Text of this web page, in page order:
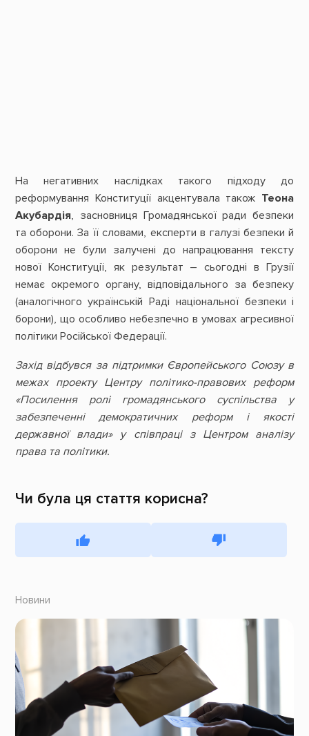
На негативних наслідках такого підходу до
реформування Конституції акцентувала також Теона
Акубардія, засновниця Громадянської ради безпеки
та оборони. За її словами, експерти в галузі безпеки й
оборони не були залучені до напрацювання тексту
нової Конституції, як результат – сьогодні в Грузії
немає окремого органу, відповідального за безпеку
(аналогічного українській Раді національної безпеки і
борони), що особливо небезпечно в умовах агресивної
політики Російської Федерації.
Захід відбувся за підтримки Європейського Союзу в
межах проекту Центру політико-правових реформ
«Посилення ролі громадянського суспільства у
забезпеченні демократичних реформ і якості
державної влади» у співпраці з Центром аналізу
права та політики.
Чи була ця стаття корисна?
Новини